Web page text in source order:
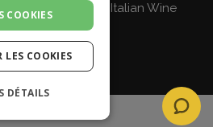
coordination de
Italian Wine
S.p.A.
COOKIES
LES COOKIES
DÉTAILS